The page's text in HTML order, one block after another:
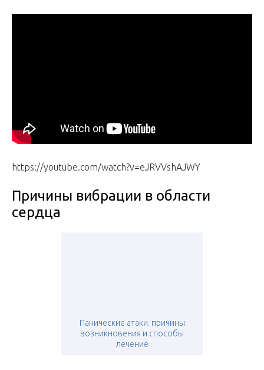
https://youtube.com/watch?v=eJRVVshAJWY
Причины вибрации в области
сердца
Панические атаки. причины
возникновения и способы
лечение